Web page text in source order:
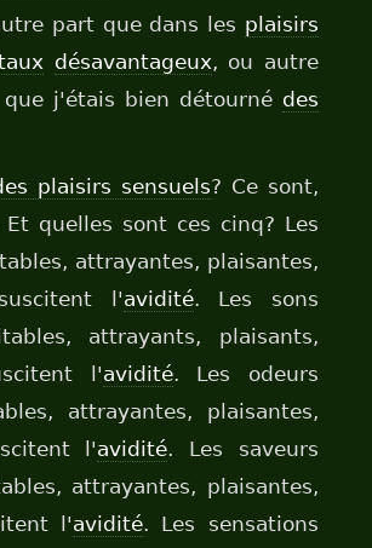
part que dans les plaisirs
désavantageux, ou autre
j'étais bien détourné des
plaisirs sensuels? Ce sont,
Et quelles sont ces cinq? Les
attrayantes, plaisantes,
l'avidité. Les sons
attrayants, plaisants,
l'avidité. Les odeurs
attrayantes, plaisantes,
l'avidité. Les saveurs
attrayantes, plaisantes,
l'avidité. Les sensations